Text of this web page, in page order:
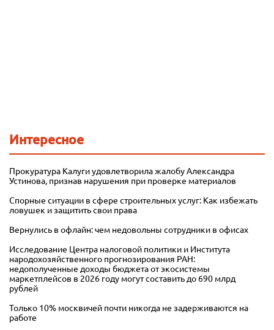
Интересное
Прокуратура Калуги удовлетворила жалобу Александра
Устинова, признав нарушения при проверке материалов
Спорные ситуации в сфере строительных услуг: Как избежать
ловушек и защитить свои права
Вернулись в офлайн: чем недовольны сотрудники в офисах
Исследование Центра налоговой политики и Института
народохозяйственного прогнозирования РАН:
недополученные доходы бюджета от экосистемы
маркетплейсов в 2026 году могут составить до 690 млрд
рублей
Только 10% москвичей почти никогда не задерживаются на
работе